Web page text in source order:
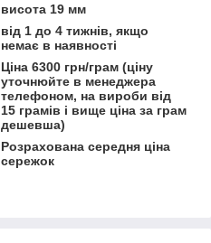
висота 19 мм
від 1 до 4 тижнів, якщо
немає в наявності
Ціна 6300 грн/грам (ціну
уточнюйте в менеджера
телефоном, на вироби від
15 грамів і вище ціна за грам
дешевша)
Розрахована середня ціна
сережок